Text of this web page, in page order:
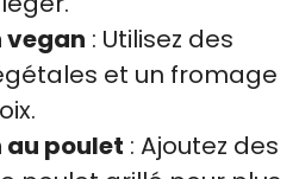
vegan : Utilisez des
et un fromage
au poulet : Ajoutez des